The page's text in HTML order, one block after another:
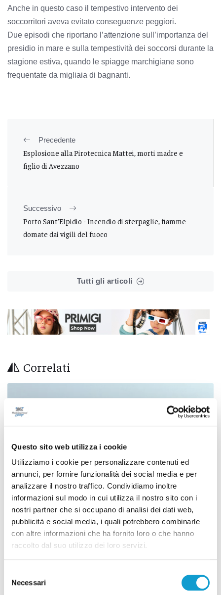
Questo sito web utilizza i cookie
Utilizziamo i cookie per personalizzare contenuti ed
annunci, per fornire funzionalità dei social media e per
analizzare il nostro traffico. Condividiamo inoltre
informazioni sul modo in cui utilizza il nostro sito con i
nostri partner che si occupano di analisi dei dati web,
pubblicità e social media, i quali potrebbero combinarle
con altre informazioni che ha fornito loro o che hanno
raccolto dal suo utilizzo dei loro servizi.
delNecessari
Anche in questo caso il tempestivo intervento dei
soccorritori aveva evitato conseguenze peggiori.
Due episodi che riportano l’attenzione sull’importanza del
presidio in mare e sulla tempestività dei soccorsi durante la
stagione estiva, quando le spiagge marchigiane sono
frequentate da migliaia di bagnanti.
Precedente
Esplosione alla Pirotecnica Mattei, morti madre e
figlio di Avezzano
Successivo
Porto Sant’Elpidio - Incendio di sterpaglie, fiamme
domate dai vigili del fuoco
Tutti gli articoli
Correlati
Incendio alle porte di Ascoli Piceno, un
residente colto da infarto